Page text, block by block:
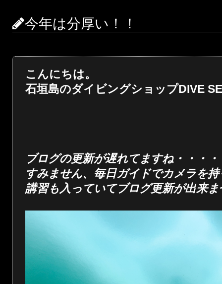
今年は分厚い！！
こんにちは。
石垣島のダイビングショップDIVE
ブログの更新が遅れてますね・・・・
すみません、毎日ガイドでカメラを
講習も入っていてブログ更新が出来